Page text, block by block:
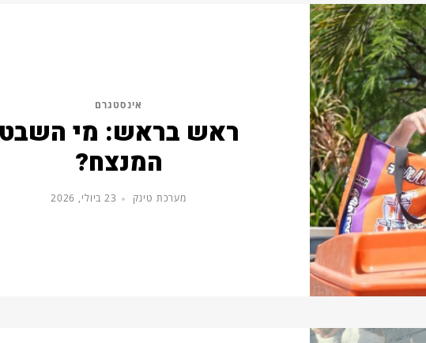
אינסטגרם
ראש בראש: מי
המנצח?
מערכת טינק 23 ביולי, 2026